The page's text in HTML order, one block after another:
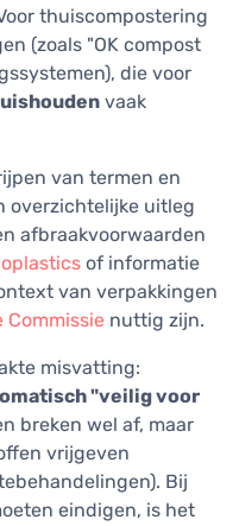
thuiscompostering
(zoals "OK compost
die voor
vaak
van termen en
overzichtelijke uitleg
afbraakvoorwaarden
of informatie
van verpakkingen
Commissie nuttig zijn.
misvatting:
"veilig voor
breken wel af, maar
vrijgeven
Bij
eindigen, is het